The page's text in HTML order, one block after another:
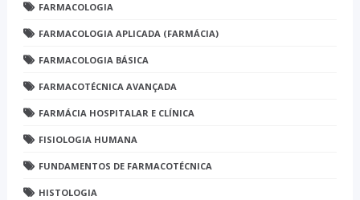
FARMACOLOGIA
FARMACOLOGIA APLICADA (FARMÁCIA)
FARMACOLOGIA BÁSICA
FARMACOTÉCNICA AVANÇADA
FARMÁCIA HOSPITALAR E CLÍNICA
FISIOLOGIA HUMANA
FUNDAMENTOS DE FARMACOTÉCNICA
HISTOLOGIA